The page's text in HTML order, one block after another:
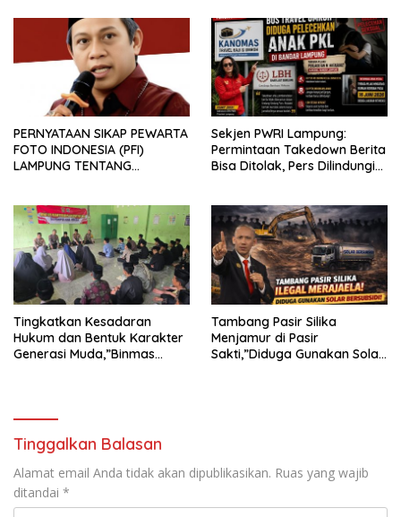
PERNYATAAN SIKAP PEWARTA
FOTO INDONESIA (PFI)
LAMPUNG TENTANG
TERHADAP JURNALIS DI
PENGADILAN NEGERI
TANJUNG KARANG.
Sekjen PWRI Lampung:
Permintaan Takedown Berita
Bisa Ditolak, Pers Dilindungi
Tingkatkan Kesadaran
Hukum dan Bentuk Karakter
Generasi Muda,”Binmas
Tambang Pasir Silika
Menjamur di Pasir
Sakti,”Diduga Gunakan Solar
Tinggalkan Balasan
Alamat email Anda tidak akan dipublikasikan. Ruas yang wajib
ditandai *